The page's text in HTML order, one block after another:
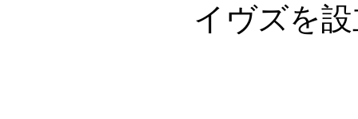
イヴズを